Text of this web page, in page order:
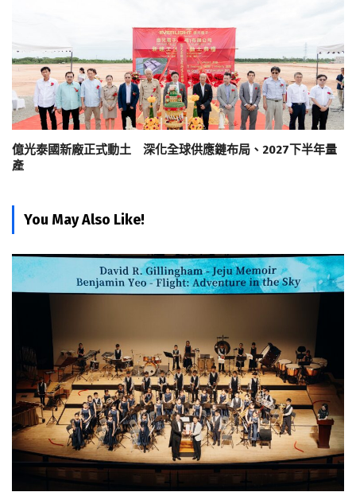
億光泰國新廠正式動土 深化全球供應鏈布局、2027下半年量
產
You May Also Like!